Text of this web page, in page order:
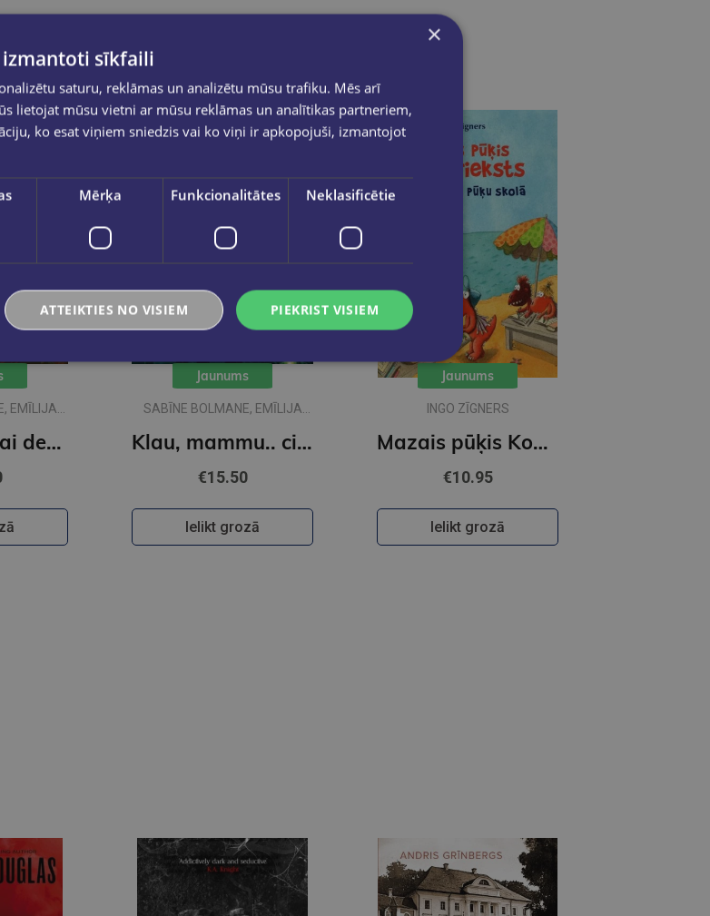
EMĪLIJA
Klau, tēti.. vai desmit ir daudz?
Jaunums
SABĪNE BOLMANE, EMĪLIJA
Klau, mammu.. ciik liela ir pasaule?
€15.50
Ielikt grozā
Jaunums
INGO ZĪGNERS
Mazais pūķis Kokosrieksts satraukumi Pūķu skolā
€10.95
Ielikt grozā
×
sīkfaili
saturu, reklāmas un analizētu mūsu trafiku. Mēs arī
lietojat mūsu vietni ar mūsu reklāmas un analītikas partneriem,
ko esat viņiem sniedzis vai ko viņi ir apkopojuši, izmantojot
Mērķa Funkcionalitātes Neklasificētie
PIEKRIST VISIEM
ATTEIKTIES NO VISIEM